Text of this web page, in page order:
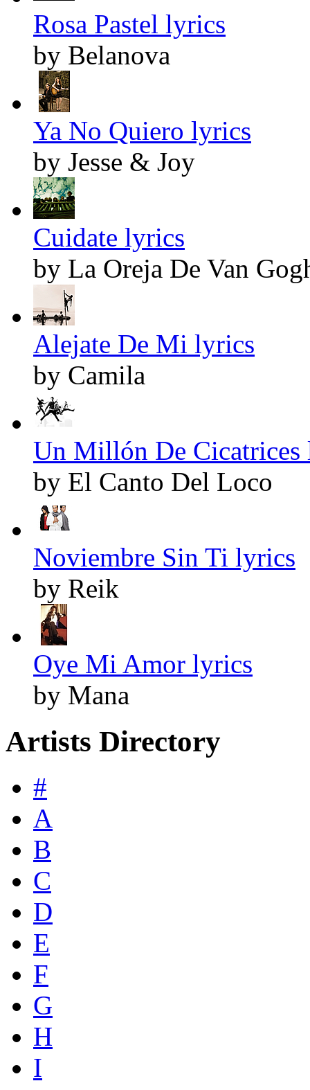
Rosa Pastel lyrics
by Belanova
Ya No Quiero lyrics
by Jesse & Joy
Cuidate lyrics
by La Oreja De Van
Alejate De Mi lyrics
by Camila
Un Millón De Cicatrices
by El Canto Del Loco
Noviembre Sin Ti lyrics
by Reik
Oye Mi Amor lyrics
by Mana
Artists Directory
#
A
B
C
D
E
F
G
H
I